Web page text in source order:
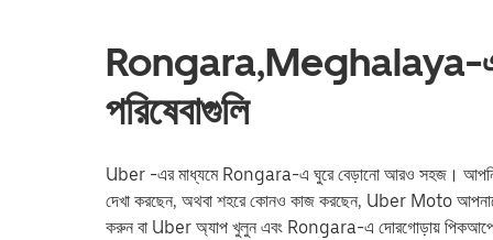
Rongara,Meghalaya-এ
পরিষেবাগুলি
Uber -এর মাধ্যমে Rongara-এ ঘুরে বেড়ানো আরও সহজ। আপনি ট্রেন
দেখা করছেন, অথবা শহরে কোনও কাজ করছেন, Uber Moto
করুন বা Uber অ্যাপ খুলুন এবং Rongara-এ দোরগোড়ায়